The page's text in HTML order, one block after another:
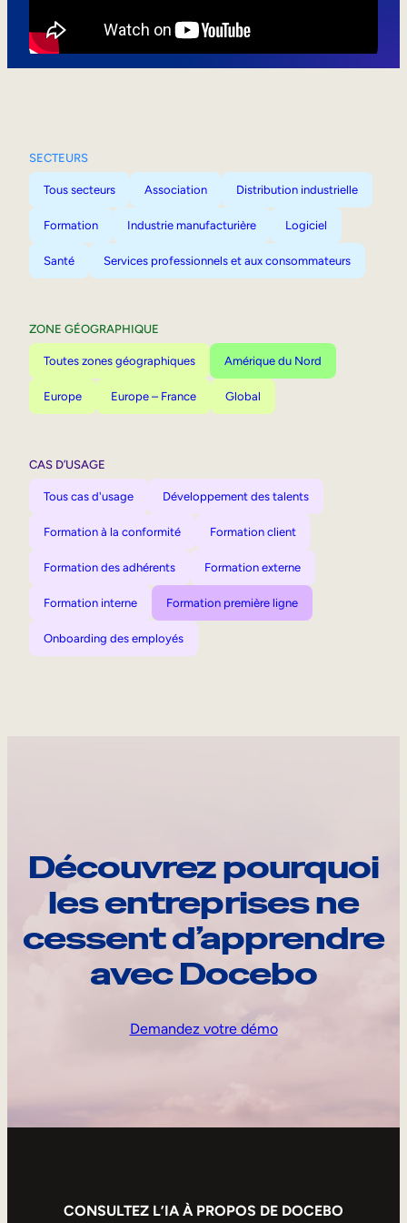
SECTEURS
Tous secteurs Association Distribution industrielle
Formation Industrie manufacturière Logiciel
Santé Services professionnels et aux consommateurs
ZONE GÉOGRAPHIQUE
Toutes zones géographiques Amérique du Nord
Europe Europe – France Global
CAS D’USAGE
Tous cas d'usage Développement des talents
Formation à la conformité Formation client
Formation des adhérents Formation externe
Formation interne Formation première ligne
Onboarding des employés
Découvrez pourquoi
les entreprises ne
cessent d’apprendre
avec Docebo
Demandez votre démo
CONSULTEZ L’IA À PROPOS DE DOCEBO